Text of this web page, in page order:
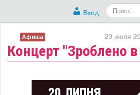
Вход
Концерт "Зроблено
20 июля
Афиша